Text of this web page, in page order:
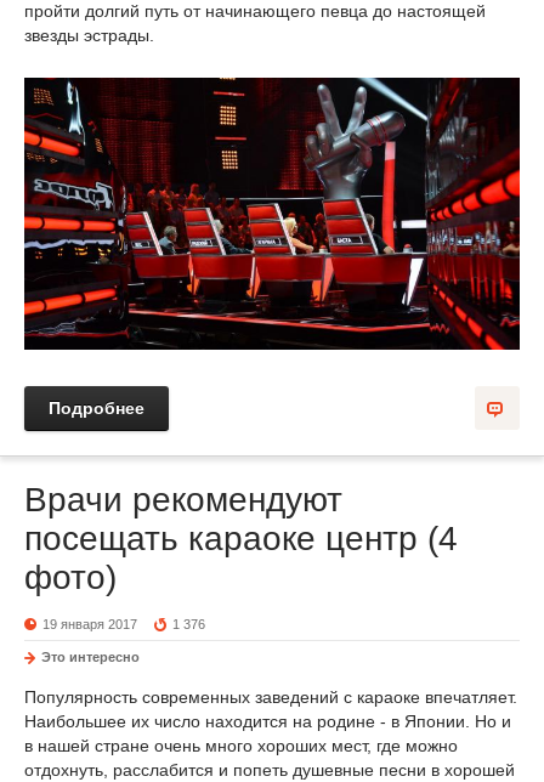
пройти долгий путь от начинающего певца до настоящей
звезды эстрады.
Подробнее
Врачи рекомендуют
посещать караоке центр (4
фото)
19 января 2017 1 376
Это интересно
Популярность современных заведений с караоке впечатляет.
Наибольшее их число находится на родине - в Японии. Но и
в нашей стране очень много хороших мест, где можно
отдохнуть, расслабится и попеть душевные песни в хорошей